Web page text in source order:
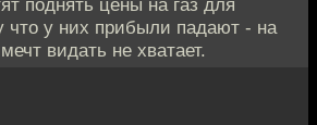
что у них прибыли падают - на
видать не хватает.